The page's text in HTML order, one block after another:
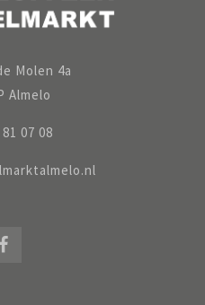
Molen 4a
Almelo
07 08